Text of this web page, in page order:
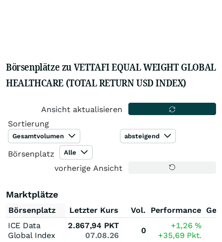
Börsenplätze zu VETTAFI EQUAL WEIGHT GLOBAL
HEALTHCARE (TOTAL RETURN USD INDEX)
Ansicht aktualisieren
Sortierung
Gesamtvolumen absteigend
Börsenplatz Alle
vorherige Ansicht
Marktplätze
Börsenplatz Letzter Kurs Vol. Performance
ICE Data
Global Index
2.867,94 PKT
07.08.26
0
+1,26%
+35,69 Pkt.